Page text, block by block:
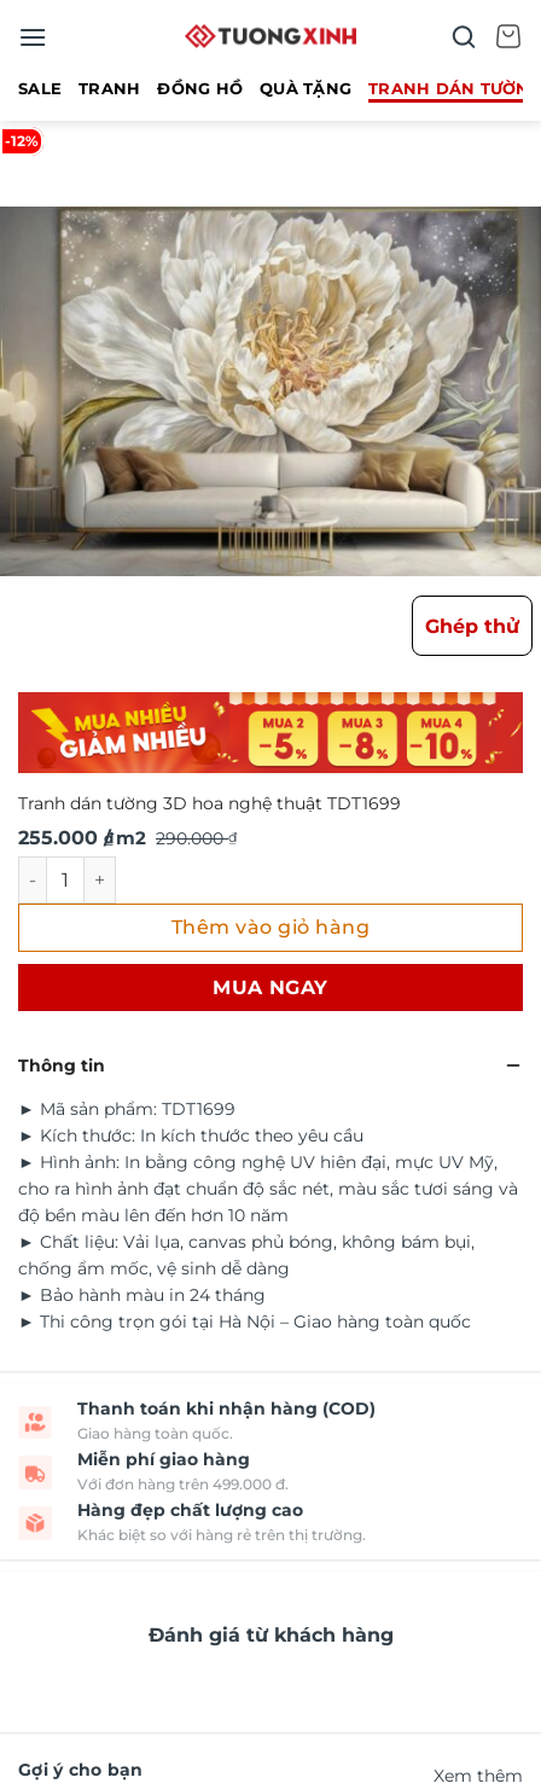
qua
SALE TRANH ĐỒNG HỒ QUÀ TẶNG TRANH DÁN
-12%
Ghép thử
Tranh dán tường 3D hoa nghệ thuật TDT1699
290.000₫
Giá
là:
290.000 ₫.
255.000 ₫
Giá
tại
là:
/ m2
Tranh dán tường 3D hoa nghệ thuật TDT1699 số lượng
Thêm vào giỏ hàng
MUA NGAY
Thông tin
► Mã sản phẩm: TDT1699
► Kích thước: In kích thước theo yêu cầu
► Hình ảnh: In bằng công nghệ UV hiên đại, mực UV Mỹ,
cho ra hình ảnh đạt chuẩn độ sắc nét, màu sắc tươi sáng và
độ bền màu lên đến hơn 10 năm
► Chất liệu: Vải lụa, canvas phủ bóng, không bám bụi,
chống ẩm mốc, vệ sinh dễ dàng
► Bảo hành màu in 24 tháng
► Thi công trọn gói tại Hà Nội – Giao hàng toàn quốc
Thanh toán khi nhận hàng (COD)
Giao hàng toàn quốc.
Miễn phí giao hàng
Với đơn hàng trên 499.000 đ.
Hàng đẹp chất lượng cao
Khác biệt so với hàng rẻ trên thị trường.
Đánh giá từ khách hàng
Gợi ý cho bạn Xem thêm